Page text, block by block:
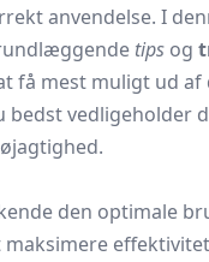
anvendelse. I
tips og
få mest muligt ud
bedst vedligeholder
den optimale